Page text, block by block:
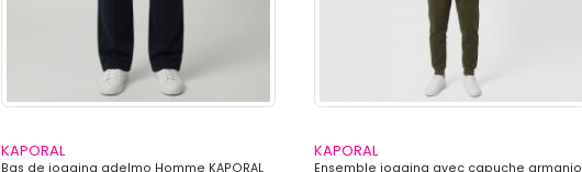
KAPORAL
Bas de jogging adelmo Homme KAPORAL
KAPORAL
Ensemble jogging avec capuche armanio